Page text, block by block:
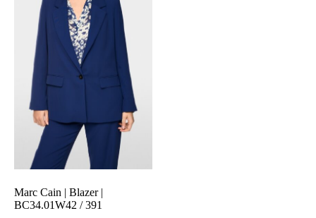
Marc Cain | Blazer |
BC34.01W42 / 391